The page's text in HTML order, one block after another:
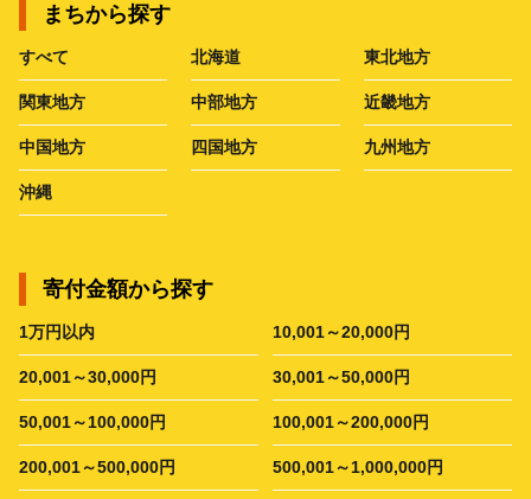
まちから探す
すべて 北海道 東北地方
関東地方 中部地方 近畿地方
中国地方 四国地方 九州地方
沖縄
寄付金額から探す
1万円以内 10,001～20,000円
20,001～30,000円 30,001～50,000円
50,001～100,000円 100,001～200,000円
200,001～500,000円 500,001～1,000,000円